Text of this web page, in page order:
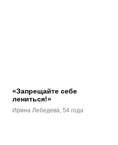
«Запрещайте себе
лениться!»
Ирина Лебедева, 54 года